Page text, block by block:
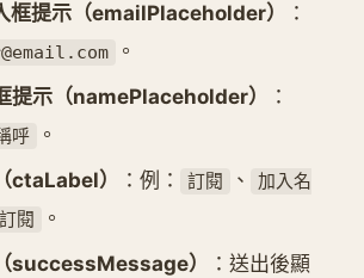
框提示（emailPlaceholder）
：
。
提示（namePlaceholder）
：
呼
。
ctaLabel）
：例： 訂閱 、
加入名
閱
。
successMessage）
：送出後顯